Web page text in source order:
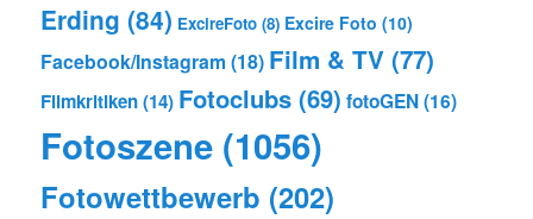
Erding (84) ExcireFoto (8) Excire Foto (10)
Facebook/Instagram (18) Film & TV (77)
Filmkritiken(14) Fotoclubs (69) fotoGEN(16)
Fotoszene (1056)
Fotowettbewerb (202)